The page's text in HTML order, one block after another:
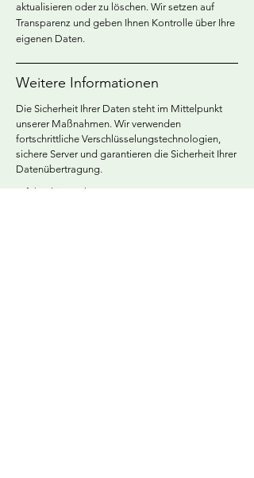
aktualisieren oder zu löschen. Wir setzen auf
Transparenz und geben Ihnen Kontrolle über Ihre
eigenen Daten.
Weitere Informationen
Die Sicherheit Ihrer Daten steht im Mittelpunkt
unserer Maßnahmen. Wir verwenden
fortschrittliche Verschlüsselungstechnologien,
sichere Server und garantieren die Sicherheit Ihrer
Datenübertragung.
Erfahre hier mehr.